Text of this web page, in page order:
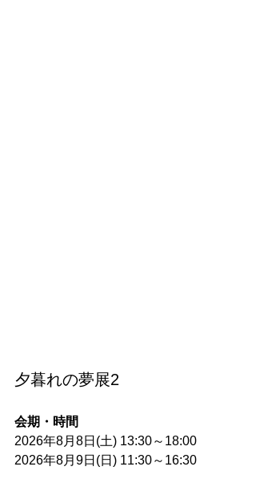
夕暮れの夢展2
会期・時間
2026年8月8日(土) 13:30～18:00
2026年8月9日(日) 11:30～16:30